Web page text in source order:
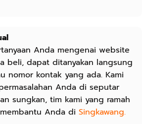
Anda mengenai website
beli, dapat ditanyakan langsung
nomor kontak yang ada. Kami
Anda di seputar
sungkan, tim kami yang ramah
Anda di Singkawang.